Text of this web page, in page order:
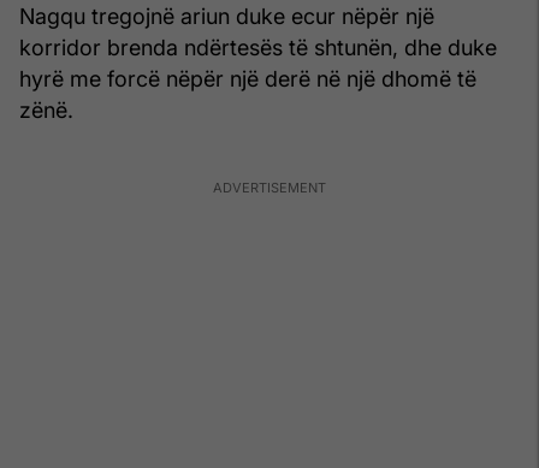
Nagqu tregojnë ariun duke ecur nëpër një
korridor brenda ndërtesës të shtunën, dhe duke
hyrë me forcë nëpër një derë në një dhomë të
zënë.